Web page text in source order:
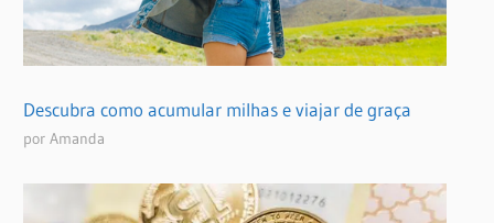
Descubra como acumular milhas e viajar de graça
por Amanda